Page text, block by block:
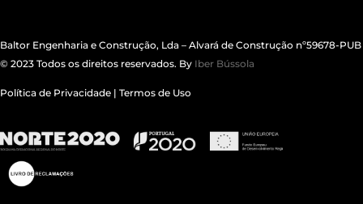
Baltor Engenharia e Construção, Lda – Alvará de Construção nº59678-PUB
© 2023 Todos os direitos reservados. By Iber Bússola
Política de Privacidade | Termos de Uso